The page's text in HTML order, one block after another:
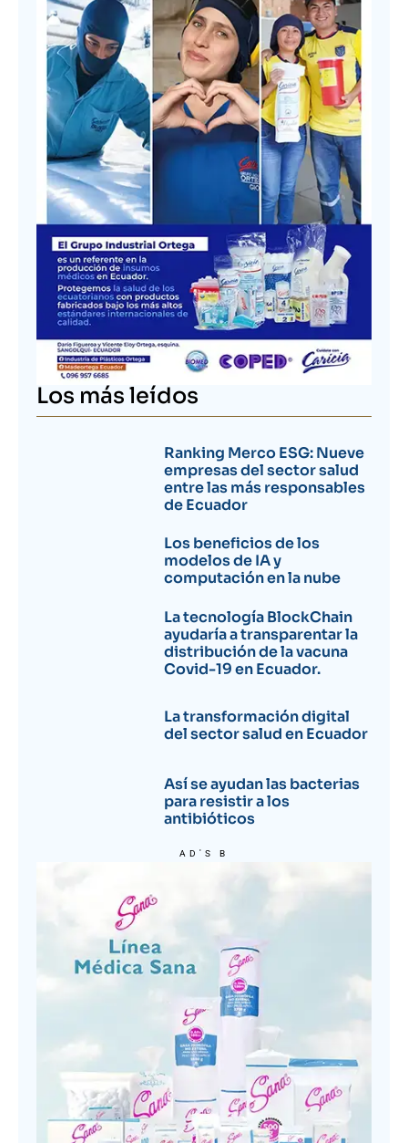
Los más leídos
Ranking Merco ESG: Nueve
empresas del sector salud
entre las más responsables
de Ecuador
Los beneficios de los
modelos de IA y
computación en la nube
La tecnología BlockChain
ayudaría a transparentar la
distribución de la vacuna
Covid-19 en Ecuador.
La transformación digital
del sector salud en Ecuador
Así se ayudan las bacterias
para resistir a los
antibióticos
AD'S B